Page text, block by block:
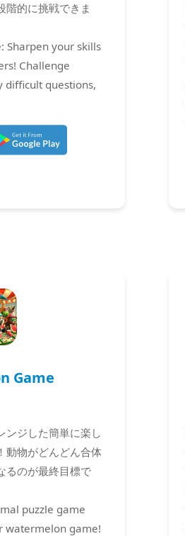
階的に挑戦できま
Sharpen your skills
Challenge
difficult questions,
Game
ンジした簡単に楽し
動物がどんどん合体
るのが最終目標で
puzzle game
watermelon game!